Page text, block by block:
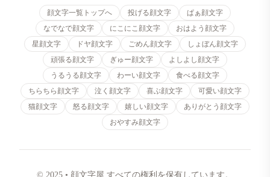
顔文字一覧トップへ 投げる顔文字
ぱぁ顔文字
なでなで顔文字
にこにこ顔文字
おはよう顔文字
星顔文字
ドヤ顔文字 ごめん顔文字
しょぼん顔文字
頑張る顔文字
ぎゅー顔文字
よしよし顔文字
うるうる顔文字
わーい顔文字
食べる顔文字
ちらちら顔文字
泣く顔文字 喜ぶ顔文字
可愛い顔文字
猫顔文字
怒る顔文字 嬉しい顔文字
ありがとう顔文字
おやすみ顔文字
© 2025 • 顔文字屋 すべての権利を保有しています。